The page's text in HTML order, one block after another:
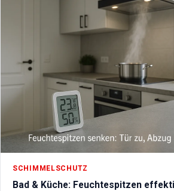
SCHIMMELSCHUTZ
Bad & Küche: Feuchtespitzen